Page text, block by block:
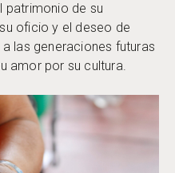
patrimonio de su
oficio y el deseo de
las generaciones futuras
amor por su cultura.